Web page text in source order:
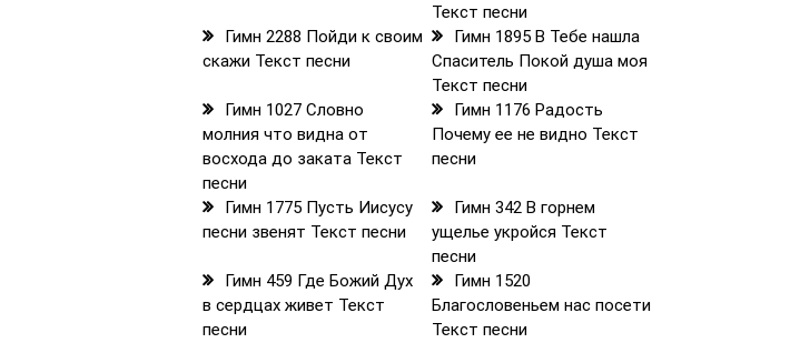
Текст песни
Гимн 2288 Пойди к своим
скажи Текст песни
Гимн 1895 В Тебе нашла
Спаситель Покой душа моя
Текст песни
Гимн 1027 Словно
молния что видна от
восхода до заката Текст
песни
Гимн 1176 Радость
Почему ее не видно Текст
песни
Гимн 1775 Пусть Иисусу
песни звенят Текст песни
Гимн 342 В горнем
ущелье укройся Текст
песни
Гимн 459 Где Божий Дух
в сердцах живет Текст
песни
Гимн 1520
Благословеньем нас посети
Текст песни